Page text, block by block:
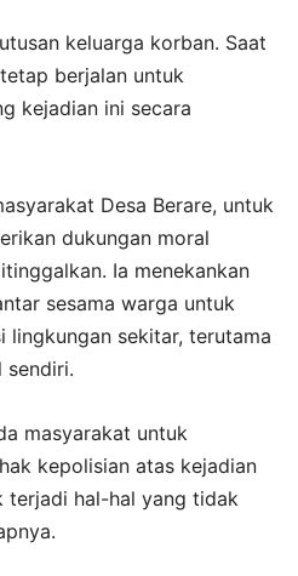
keluarga korban. Saat
berjalan untuk
kejadian ini secara
Desa Berare, untuk
dukungan moral
Ia menekankan
sesama warga untuk
lingkungan sekitar, terutama
sendiri.
masyarakat untuk
kepolisian atas kejadian
terjadi hal-hal yang tidak